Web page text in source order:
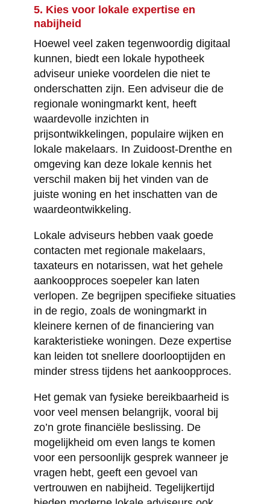
5. Kies voor lokale expertise en
nabijheid
Hoewel veel zaken tegenwoordig digitaal
kunnen, biedt een lokale hypotheek
adviseur unieke voordelen die niet te
onderschatten zijn. Een adviseur die de
regionale woningmarkt kent, heeft
waardevolle inzichten in
prijsontwikkelingen, populaire wijken en
lokale makelaars. In Zuidoost-Drenthe en
omgeving kan deze lokale kennis het
verschil maken bij het vinden van de
juiste woning en het inschatten van de
waardeontwikkeling.
Lokale adviseurs hebben vaak goede
contacten met regionale makelaars,
taxateurs en notarissen, wat het gehele
aankoopproces soepeler kan laten
verlopen. Ze begrijpen specifieke situaties
in de regio, zoals de woningmarkt in
kleinere kernen of de financiering van
karakteristieke woningen. Deze expertise
kan leiden tot snellere doorlooptijden en
minder stress tijdens het aankoopproces.
Het gemak van fysieke bereikbaarheid is
voor veel mensen belangrijk, vooral bij
zo’n grote financiële beslissing. De
mogelijkheid om even langs te komen
voor een persoonlijk gesprek wanneer je
vragen hebt, geeft een gevoel van
vertrouwen en nabijheid. Tegelijkertijd